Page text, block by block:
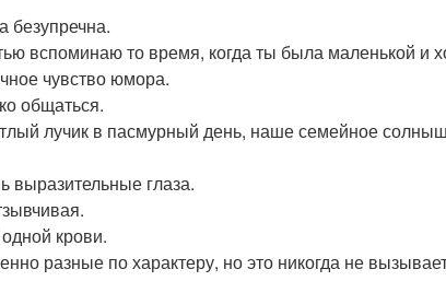
безупречна.
вспоминаю то время, когда ты была маленькой и
чувство юмора.
общаться.
лучик в пасмурный день, наше семейное
выразительные глаза.
крови.
разные по характеру, но это никогда не